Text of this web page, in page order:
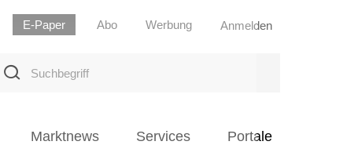
E-Paper Abo Werbung Anmelden
Suchbegriff
Marktnews Services Portale